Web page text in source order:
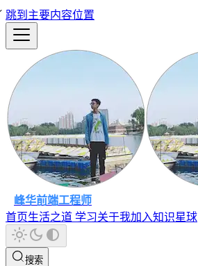
跳到主要内容位置
峰华前端工程师
首页生活之道 学习关于我加入知识星球
搜索